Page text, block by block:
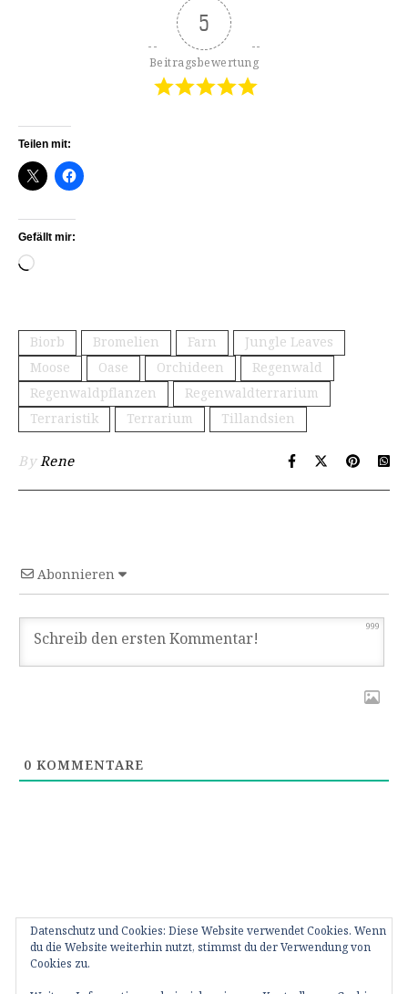
5
Beitragsbewertung
Teilen mit:
Gefällt mir:
Wird geladen …
Biorb Bromelien Farn
Jungle Leaves
Moose
Oase Orchideen
Regenwald
Regenwaldpflanzen
Regenwaldterrarium
Terraristik
Terrarium Tillandsien
ByRene
Abonnieren
999
0 KOMMENTARE
Datenschutz und Cookies: Diese Website verwendet Cookies. Wenn
du die Website weiterhin nutzt, stimmst du der Verwendung von
Cookies zu.